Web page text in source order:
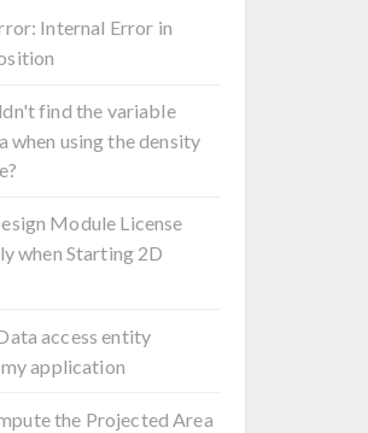
Internal Error in
find the variable
using the density
Module License
when Starting 2D
access entity
application
the Projected Area